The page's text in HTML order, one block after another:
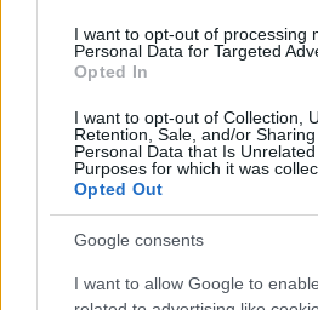
I want to opt-out of processing
Personal Data for Targeted
Opted In
I want to opt-out of Collection,
Retention, Sale, and/or
Personal Data that Is
Purposes for which it was
Opted Out
Google consents
I want to allow Google to
Σχόλια
Σχολίασε